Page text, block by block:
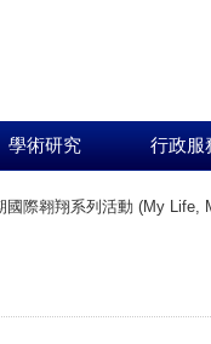
學術研究 行政服
國際翱翔系列活動 (My Life,